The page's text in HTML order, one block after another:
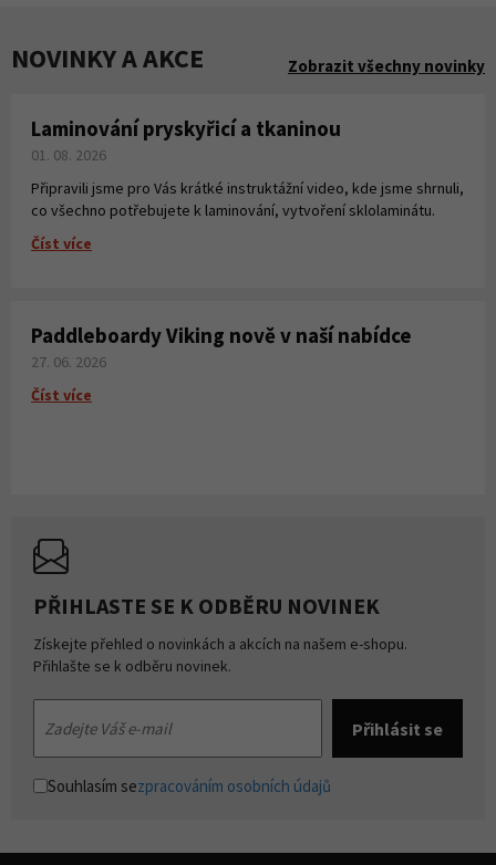
NOVINKY A AKCE Zobrazit všechny novinky
Laminování pryskyřicí a tkaninou
01. 08. 2026
Připravili jsme pro Vás krátké instruktážní video, kde jsme shrnuli,
co všechno potřebujete k laminování, vytvoření sklolaminátu.
Číst více
Paddleboardy Viking nově v naší nabídce
27. 06. 2026
Číst více
PŘIHLASTE SE K ODBĚRU NOVINEK
Získejte přehled o novinkách a akcích na našem e-shopu.
Přihlašte se k odběru novinek.
Souhlasím sezpracováním osobních údajů